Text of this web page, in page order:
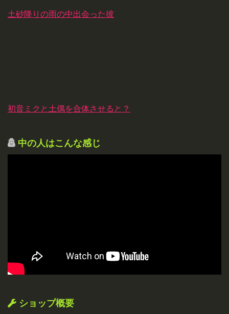
土砂降りの雨の中出会った彼
初音ミクと土偶を合体させると？
中の人はこんな感じ
ショップ概要